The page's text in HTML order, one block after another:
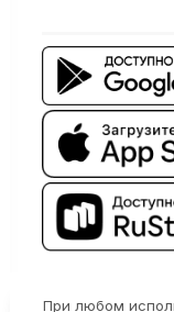
При любом